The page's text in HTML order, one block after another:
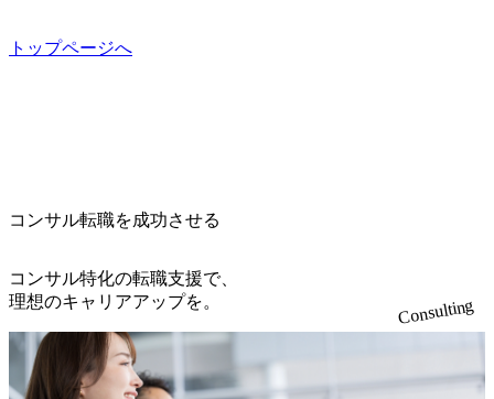
るため、エンジニアの視点からも協業しクライアントへ価
keto_kajita/)） 多様なメンバー、多様なプロジェクトによる
も関わらず、外資系戦略コンサルティングファームや総合
系コンサルティングファームをはじめ、メーカー、ITベン
チャー、外資系金融機関など多彩な出自で構成されてお
り、常に刺激を受けながらプロジェクトワークが可能 総合
コンサルティングファームの名の通り、全方位のクライア
ントに対して様々なプロジェクトが存在しており、手を上
による引っ越し費用は、会社が負担します。 2026年8月18日
※顔出しは不要です。ご質問頂く際のみ、顔出ししていた
ングファームや、Slerなどから優秀層が多数ジョイン。 http
ている。 <u>ワンプール制</u>を取っており、業界の枠に縛
り、<u>営業活動に工数を割かれることなくデリバリーに注
力可能</u> 従業員満足度を非常に重視しており、意にそぐ
わないプロジェクトにアサインされてしまった場合、半強
制的に別のプロジェクトに異動することが可能。その結
果、<u>退職率も10%程度</u>(他社平均は2～30%程度) 残業
時間は<u>平均30時間程度。</u>バリューが出ていないから
トップページへ
コンサル転職を成功させる
コンサル特化の転職支援で、
理想のキャリアアップを。
Consulting